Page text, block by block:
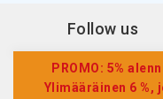
Follow us
PROMO: 5%
Ylimääräinen 6